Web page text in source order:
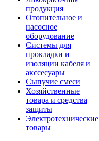
продукция
Отопительное и
насосное
оборудование
Системы для
прокладки и
изоляции кабеля и
акссесуары
Сыпучие смеси
Хозяйственные
товара и средства
защиты
Электротехнические
товары